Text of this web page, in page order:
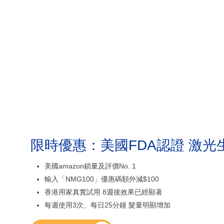
限時優惠：美國FDA認證 激光
美國amazon鎖量及評價No. 1
輸入「NMG100」優惠碼額外減$100
香港用家真實試用 8週後效果已經顯著
每週使用3次、每日25分鐘 髮量明顯增加